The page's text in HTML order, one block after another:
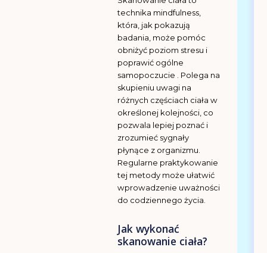
technika mindfulness,
która, jak pokazują
badania, może pomóc
obniżyć poziom stresu i
poprawić ogólne
samopoczucie . Polega na
skupieniu uwagi na
różnych częściach ciała w
określonej kolejności, co
pozwala lepiej poznać i
zrozumieć sygnały
płynące z organizmu.
Regularne praktykowanie
tej metody może ułatwić
wprowadzenie uważności
do codziennego życia.
Jak wykonać
skanowanie ciała?